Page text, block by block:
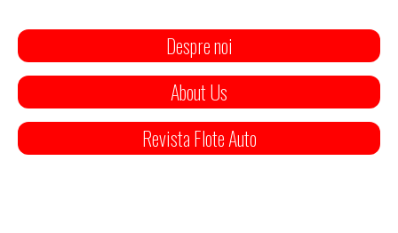
Despre noi
About Us
Revista Flote Auto